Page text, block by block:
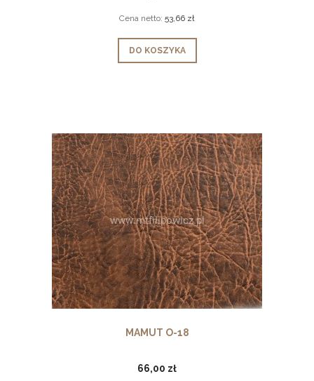
Cena netto: 53,66 zł
DO KOSZYKA
MAMUT O-18
66,00 zł